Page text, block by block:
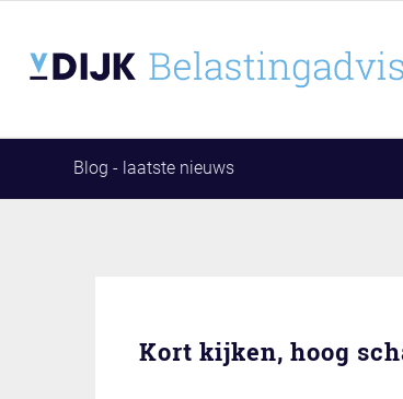
Blog - laatste nieuws
Kort kijken, hoog